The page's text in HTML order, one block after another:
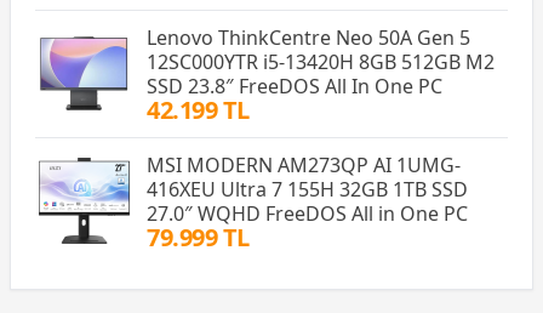
Lenovo ThinkCentre Neo 50A Gen 5
12SC000YTR i5-13420H 8GB 512GB M2
SSD 23.8″ FreeDOS All In One PC
42.199 TL
MSI MODERN AM273QP AI 1UMG-
416XEU Ultra 7 155H 32GB 1TB SSD
27.0″ WQHD FreeDOS All in One PC
79.999 TL